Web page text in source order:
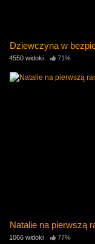
Dziewczyna w
4550 widoki 71%
Natalie na pierwszą
1066 widoki 77%